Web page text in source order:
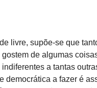
livre, supõe-se que
de algumas
a tantas
democrática a fazer é